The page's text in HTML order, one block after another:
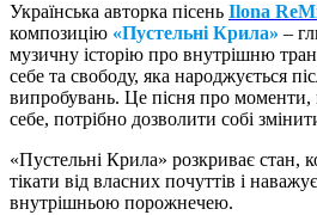
Українська авторка пісень Ilona
композицію «Пустельні Крила» –
музичну історію про внутрішню
себе та свободу, яка народжується
випробувань. Це пісня про
себе, потрібно дозволити собі
«Пустельні Крила» розкриває стан,
тікати від власних почуттів і
внутрішньою порожнечею.